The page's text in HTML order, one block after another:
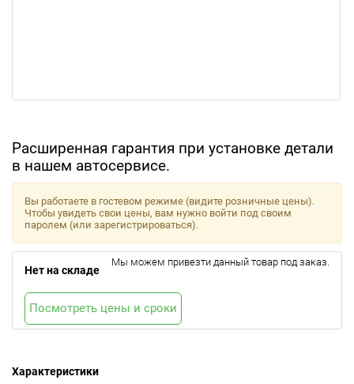
Расширенная гарантия при установке детали
в нашем автосервисе.
Характеристики
Вы работаете в гостевом режиме (видите розничные цены).
Чтобы увидеть свои цены, вам нужно войти под своим
паролем (или зарегистрироваться).
Нет на складе
Мы можем привезти данный товар под заказ.
Посмотреть цены и сроки